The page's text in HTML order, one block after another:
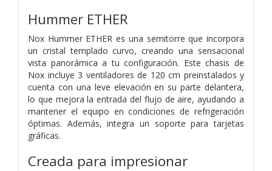
Hummer ETHER
Nox Hummer ETHER es una semitorre que incorpora
un cristal templado curvo, creando una sensacional
vista panorámica a tu configuración. Este chasis de
Nox incluye 3 ventiladores de 120 cm preinstalados y
cuenta con una leve elevación en su parte delantera,
lo que mejora la entrada del flujo de aire, ayudando a
mantener el equipo en condiciones de refrigeración
óptimas. Además, integra un soporte para tarjetas
gráficas.
Creada para impresionar